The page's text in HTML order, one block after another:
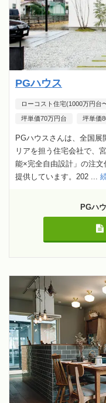
PGハウス
ローコスト住宅(1000万円台
坪単価70万円台 坪単価
PGハウスさんは、全国
リアを担う住宅会社で、
能×完全自由設計」の注
提供しています。202 ...
PGハ